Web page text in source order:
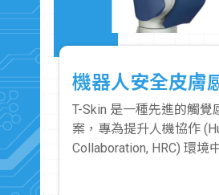
機器人安全皮膚
T-Skin 是一種先進的觸覺
案，專為提升人機協作
Collaboration, HRC) 環境
它像一層「皮膚」一樣
器人的關鍵部位，使其具